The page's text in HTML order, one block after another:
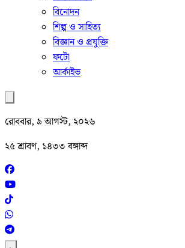
বিনোদন
শিল্প ও সাহিত্য
বিজ্ঞান ও প্রযুক্তি
ফটো
আর্কাইভ
রোববার, ৯ আগস্ট, ২০২৬
২৫ শ্রাবণ, ১৪৩৩ বঙ্গাব্দ